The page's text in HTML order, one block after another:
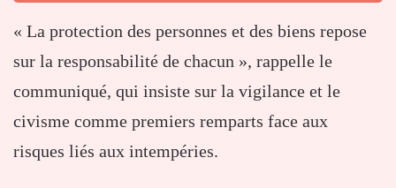
« La protection des personnes et des biens repose
sur la responsabilité de chacun », rappelle le
communiqué, qui insiste sur la vigilance et le
civisme comme premiers remparts face aux
risques liés aux intempéries.